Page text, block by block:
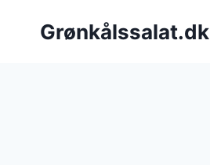
Grønkålssalat.dk